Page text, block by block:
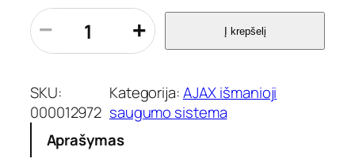
p
r
o
u
k
t
k
− + Į krepšelį
SKU:
000012972
Kategorija:AJAX išmanioji
saugumo sistema
Aprašymas